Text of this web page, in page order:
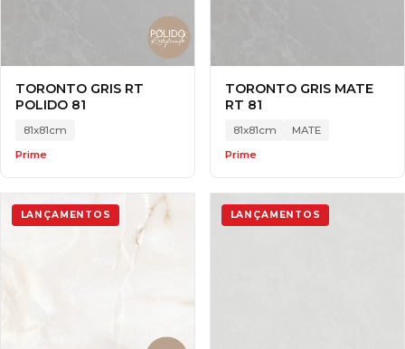
TORONTO GRIS RT
POLIDO 81
81x81cm
Prime
TORONTO GRIS MATE
RT 81
81x81cm
MATE
Prime
LANÇAMENTOS LANÇAMENTOS